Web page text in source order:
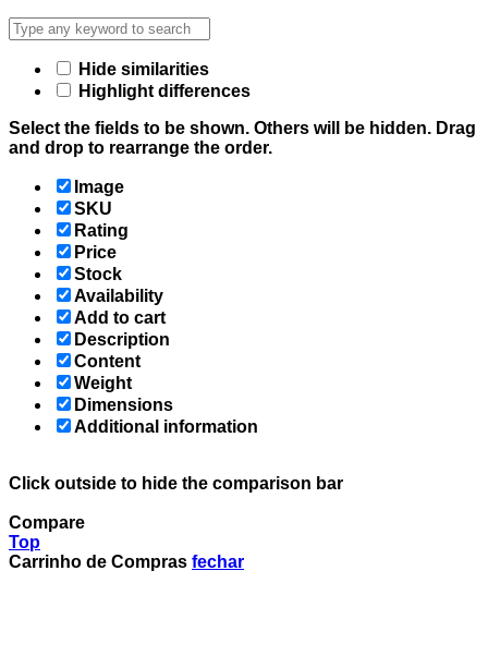
Hide similarities
Highlight differences
Select the fields to be shown. Others will be hidden. Drag
and drop to rearrange the order.
Image
SKU
Rating
Price
Stock
Availability
Add to cart
Description
Content
Weight
Dimensions
Additional information
Click outside to hide the comparison bar
Compare
Top
Carrinho de Compras fechar